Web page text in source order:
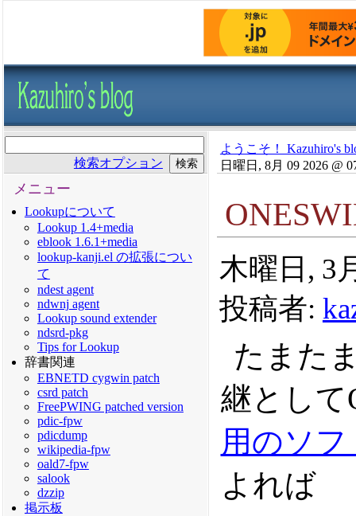
検索オプション
メニュー
Lookupについて
Lookup 1.4+media
eblook 1.6.1+media
lookup-kanji.el の拡張につい
て
ndest agent
ndwnj agent
Lookup sound extender
ndsrd-pkg
Tips for Lookup
辞書関連
EBNETD cygwin patch
csrd patch
FreePWING patched version
pdic-fpw
pdicdump
wikipedia-fpw
oald7-fpw
salook
dzzip
掲示板
ようこそ！ Kazuhiro's
日曜日, 8月 09 2026 @
木曜日, 3
投稿者:
たまた
継として
用のソフ
よれば